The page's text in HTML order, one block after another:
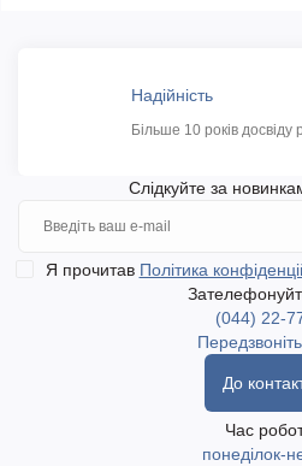
Надійність
Більше 10 років досвіду
Слідкуйте за
Я прочитав Політика
(044) 22-
До
Час
понеділок-